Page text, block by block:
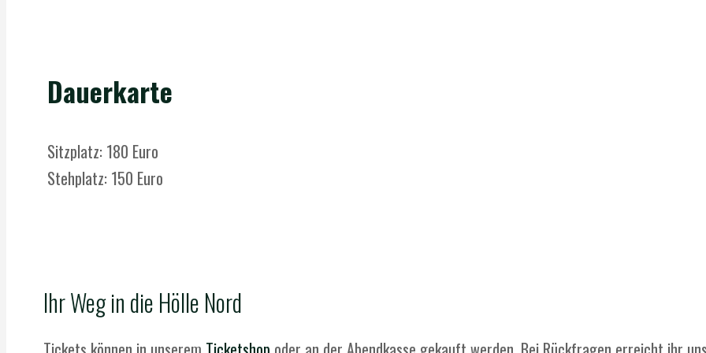
Dauerkarte
Sitzplatz: 180 Euro
Stehplatz: 150 Euro
Ihr Weg in die Hölle Nord